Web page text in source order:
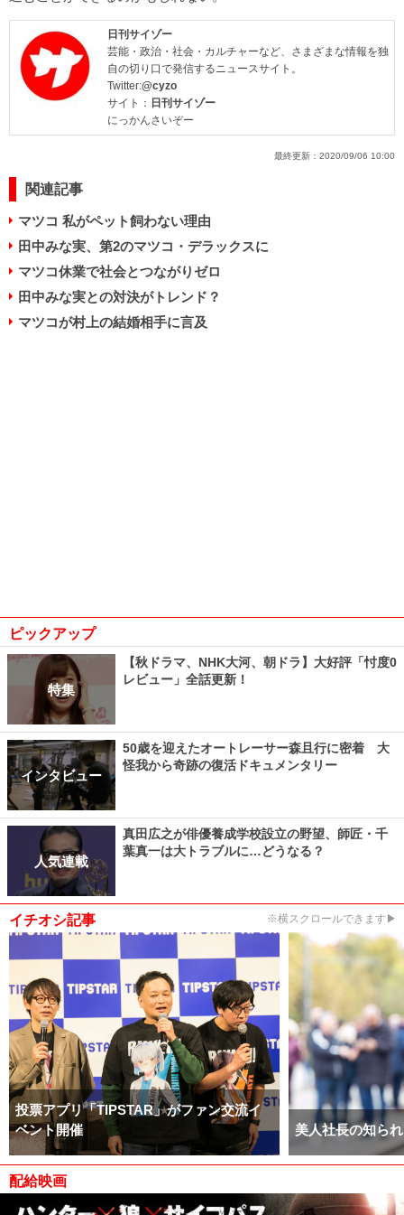
日刊サイゾー
芸能・政治・社会・カルチャーなど、さまざまな情報を独
自の切り口で発信するニュースサイト。
Twitter:@cyzo
サイト： 日刊サイゾー
にっかんさいぞー
最終更新： 2020/09/06 10:00
関連記事
マツコ 私がペット飼わない理由
田中みな実、第2のマツコ・デラックスに
マツコ休業で社会とつながりゼロ
田中みな実との対決がトレンド？
マツコが村上の結婚相手に言及
ピックアップ
特集
【秋ドラマ、NHK大河、朝ドラ】大好評「忖度0
レビュー」全話更新！
インタビュー
50歳を迎えたオートレーサー森且行に密着 大
怪我から奇跡の復活ドキュメンタリー
人気連載
真田広之が俳優養成学校設立の野望、師匠・千
葉真一は大トラブルに…どうなる？
イチオシ記事 ※横スクロールできます▶
投票アプリ「TIPSTAR」がファン交流イ
ベント開催
美人社長の知ら
配給映画